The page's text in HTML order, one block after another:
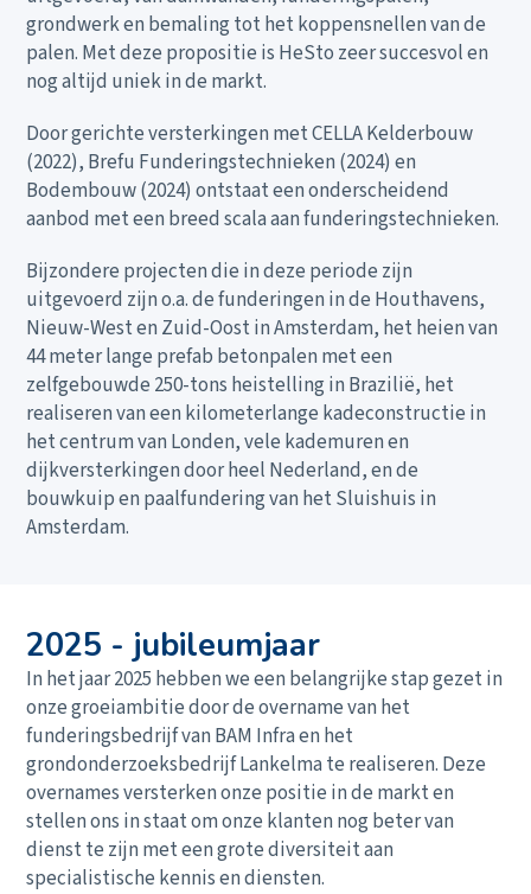
grondwerk en bemaling tot het koppensnellen van de
palen. Met deze propositie is HeSto zeer succesvol en
nog altijd uniek in de markt.
Door gerichte versterkingen met CELLA Kelderbouw
(2022), Brefu Funderingstechnieken (2024) en
Bodembouw (2024) ontstaat een onderscheidend
aanbod met een breed scala aan funderingstechnieken.
Bijzondere projecten die in deze periode zijn
uitgevoerd zijn o.a. de funderingen in de Houthavens,
Nieuw-West en Zuid-Oost in Amsterdam, het heien van
44 meter lange prefab betonpalen met een
zelfgebouwde 250-tons heistelling in Brazilië, het
realiseren van een kilometerlange kadeconstructie in
het centrum van Londen, vele kademuren en
dijkversterkingen door heel Nederland, en de
bouwkuip en paalfundering van het Sluishuis in
Amsterdam.
2025 - jubileumjaar
In het jaar 2025 hebben we een belangrijke stap gezet in
onze groeiambitie door de overname van het
funderingsbedrijf van BAM Infra en het
grondonderzoeksbedrijf Lankelma te realiseren. Deze
overnames versterken onze positie in de markt en
stellen ons in staat om onze klanten nog beter van
dienst te zijn met een grote diversiteit aan
specialistische kennis en diensten.